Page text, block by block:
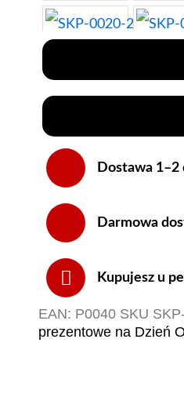
Dostawa
Darmowa
Kupujesz u
EAN: P0040 SKU
prezentowe na Dzień